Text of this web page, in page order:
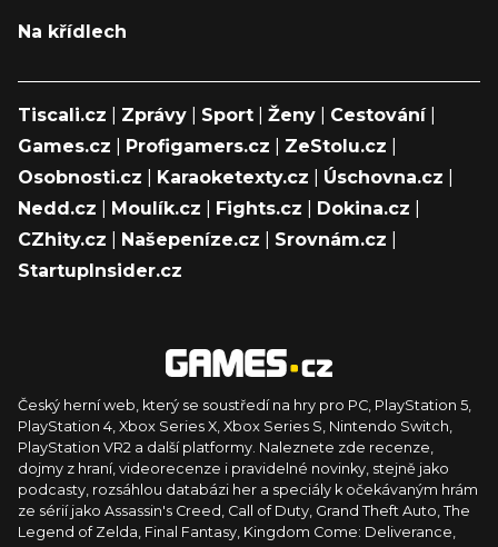
Na křídlech
Tiscali.cz Zprávy Sport Ženy Cestování|
Games.cz
Profigamers.cz ZeStolu.cz
Osobnosti.cz
Karaoketexty.cz Úschovna.cz
Nedd.cz
Moulík.cz Fights.cz Dokina.cz
CZhity.cz
Našepeníze.cz Srovnám.cz
StartupInsider.cz
Český herní web, který se soustředí na hry pro PC, PlayStation 5,
PlayStation 4, Xbox Series X, Xbox Series S, Nintendo Switch,
PlayStation VR2 a další platformy. Naleznete zde recenze,
dojmy z hraní, videorecenze i pravidelné novinky, stejně jako
podcasty, rozsáhlou databázi her a speciály k očekávaným hrám
ze sérií jako Assassin's Creed, Call of Duty, Grand Theft Auto, The
Legend of Zelda, Final Fantasy, Kingdom Come: Deliverance,